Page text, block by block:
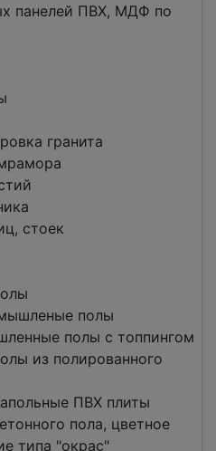
панелей ПВХ, МДФ по
гранита
стоек
полы
полы с топпингом
из полированного
ПВХ плиты
пола, цветное
типа "окрас"